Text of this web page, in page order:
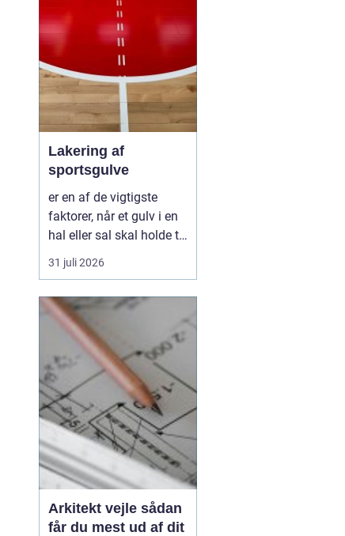
Lakering af
sportsgulve
er en af de vigtigste
faktorer, når et gulv i en
hal eller sal skal holde til
hårdt brug år efter år.
Uden en stærk og korrekt
bedste trægulv hurtigt
slidt, glat, ujævnt og
svært at rengøre. Med
den rette behandling kan
gul...
31 juli 2026
Arkitekt vejle sådan
får du mest ud af dit